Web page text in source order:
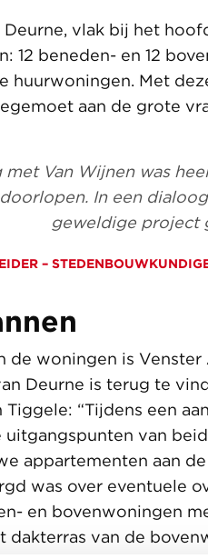
vlak bij het
12 beneden- en 12
huurwoningen. Met
aan de grote
met Van Wijnen was
In een
geweldige project
–
de woningen is
Deurne is terug te
“Tijdens een
uitgangspunten van
appartementen aan
was over eventuele
en bovenwoningen
dakterras van de